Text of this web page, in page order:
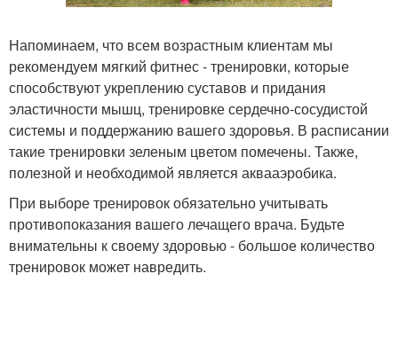
Напоминаем, что всем возрастным клиентам мы
рекомендуем мягкий фитнес - тренировки, которые
способствуют укреплению суставов и придания
эластичности мышц, тренировке сердечно-сосудистой
системы и поддержанию вашего здоровья. В расписании
такие тренировки зеленым цветом помечены. Также,
полезной и необходимой является аквааэробика.
При выборе тренировок обязательно учитывать
противопоказания вашего лечащего врача. Будьте
внимательны к своему здоровью - большое количество
тренировок может навредить.